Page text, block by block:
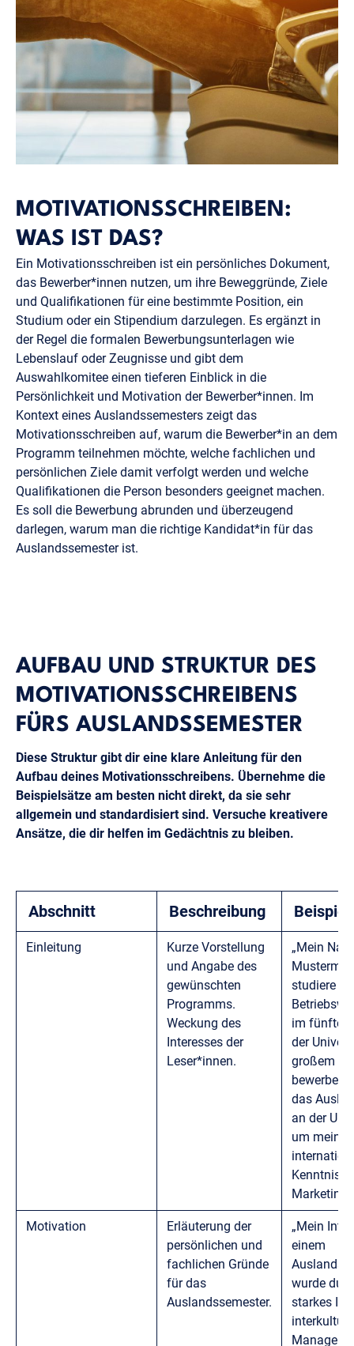
MOTIVATIONSSCHREIBEN:
WAS IST DAS?
Ein Motivationsschreiben ist ein persönliches Dokument,
das Bewerber*innen nutzen, um ihre Beweggründe, Ziele
und Qualifikationen für eine bestimmte Position, ein
Studium oder ein Stipendium darzulegen. Es ergänzt in
der Regel die formalen Bewerbungsunterlagen wie
Lebenslauf oder Zeugnisse und gibt dem
Auswahlkomitee einen tieferen Einblick in die
Persönlichkeit und Motivation der Bewerber*innen. Im
Kontext eines Auslandssemesters zeigt das
Motivationsschreiben auf, warum die Bewerber*in an dem
Programm teilnehmen möchte, welche fachlichen und
persönlichen Ziele damit verfolgt werden und welche
Qualifikationen die Person besonders geeignet machen.
Es soll die Bewerbung abrunden und überzeugend
darlegen, warum man die richtige Kandidat*in für das
Auslandssemester ist.
AUFBAU UND STRUKTUR DES
MOTIVATIONSSCHREIBENS
FÜRS AUSLANDSSEMESTER
Diese Struktur gibt dir eine klare Anleitung für den
Aufbau deines Motivationsschreibens. Übernehme die
Beispielsätze am besten nicht direkt, da sie sehr
allgemein und standardisiert sind. Versuche kreativere
Ansätze, die dir helfen im Gedächtnis zu bleiben.
Abschnitt Beschreibung Beispiel
Einleitung
Kurze Vorstellung
und Angabe des
gewünschten
Programms.
Weckung des
Interesses der
Leser*innen.
„Mein
studiere
im fünften
der
großem
bewerbe
das
an der
um meine
Marketing
Motivation
Erläuterung der
persönlichen und
fachlichen Gründe
für das
Auslandssemester.
„Mein
einem
wurde
starkes